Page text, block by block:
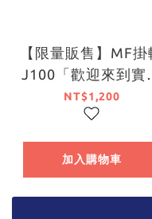
【限量販售】MF掛
J100「歡迎來到實
至上主義的教室 3年
級篇」 加厚絨布B2
軸【日本進口精品
NT$1,200
加入購物車